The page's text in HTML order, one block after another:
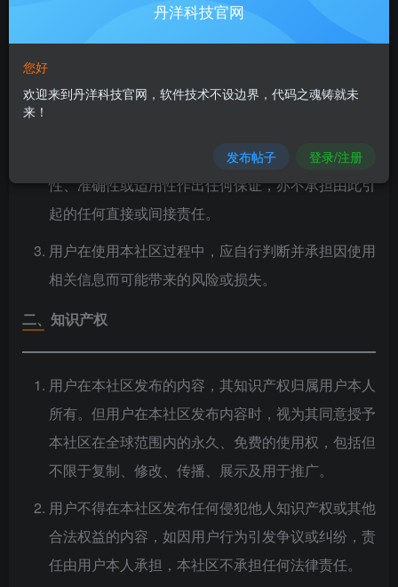
字、图片、音视频、链接、代码等）仅代表该用户个
本社区不对用户发布内容的真实性、完整性、合法
性、准确性或适用性作出任何保证，亦不承担由此引
起的任何直接或间接责任。
用户在使用本社区过程中，应自行判断并承担因使用
相关信息而可能带来的风险或损失。
二、知识产权
用户在本社区发布的内容，其知识产权归属用户本人
所有。但用户在本社区发布内容时，视为其同意授予
本社区在全球范围内的永久、免费的使用权，包括但
不限于复制、修改、传播、展示及用于推广。
用户不得在本社区发布任何侵犯他人知识产权或其他
合法权益的内容，如因用户行为引发争议或纠纷，责
任由用户本人承担，本社区不承担任何法律责任。
丹洋科技官网
您好
欢迎来到丹洋科技官网，软件技术不设边界，代码之魂铸就未
来！
发布帖子 登录/注册